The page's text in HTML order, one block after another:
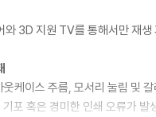
3D 지원 TV를 통해서만 재생
케이스 주름, 모서리 눌림 및
포 혹은 경미한 인쇄 오류가 발